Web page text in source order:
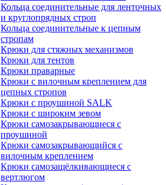
Кольца соединительные для ленточных
и круглопрядных строп
Кольца соединительные к цепным
стропам
Крюки для стяжных механизмов
Крюки для тентов
Крюки праварные
Крюки с вилочным креплением для
цепных стропов
Крюки с проушиной SALK
Крюки с широким зевом
Крюки самозакрывающиеся с
проушиной
Крюки самозакрывающийся с
вилочным креплением
Крюки самозащёлкивающиеся с
вертлюгом